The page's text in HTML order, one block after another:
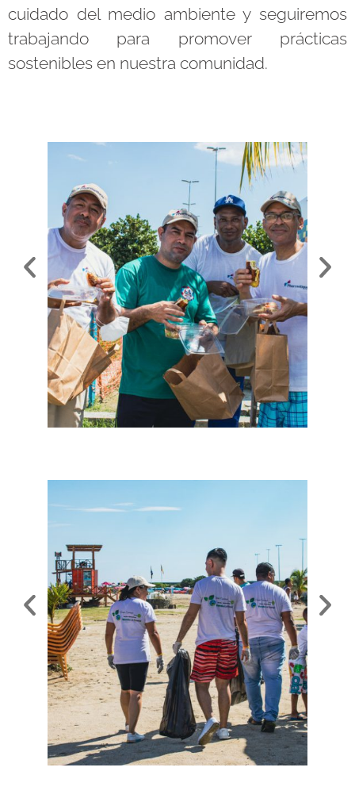
cuidado del medio ambiente y seguiremos
trabajando para promover prácticas
sostenibles en nuestra comunidad.